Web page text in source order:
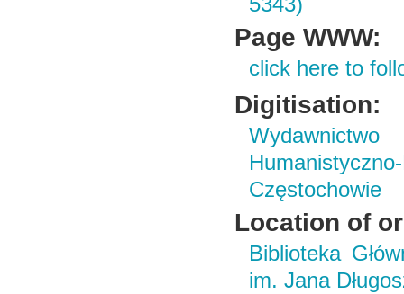
Page WWW:
click here to
Digitisation:
Wydawnictwo
Częstochowie
Location of
Biblioteka
im. Jana